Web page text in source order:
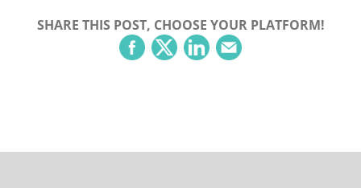
SHARE THIS POST, CHOOSE YOUR PLATFORM!